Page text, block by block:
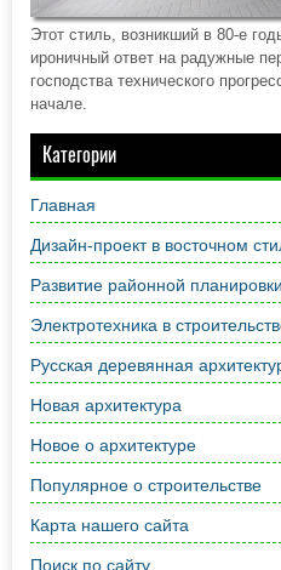
Этот стиль, возникший в 80-е
ироничный ответ на радужные
господства технического
начале.
Категории
Главная
Дизайн-проект в восточном
Развитие районной планировки
Электротехника в
Русская деревянная
Новая архитектура
Новое о архитектуре
Популярное о строительстве
Карта нашего сайта
Поиск по сайту